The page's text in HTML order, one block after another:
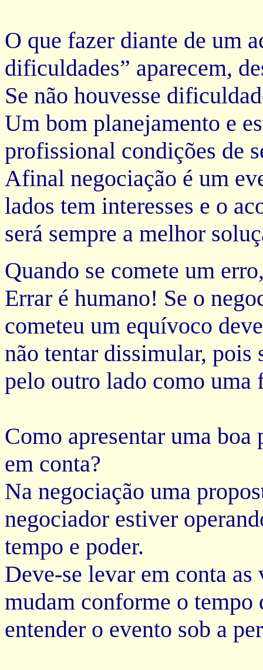
O que fazer diante de um
dificuldades” aparecem,
Se não houvesse
Um bom planejamento e
profissional condições de
Afinal negociação é um
lados tem interesses e o
será sempre a melhor
Quando se comete um
Errar é humano! Se o
cometeu um equívoco
não tentar dissimular, pois
pelo outro lado como uma
Como apresentar uma boa
em conta?
Na negociação uma
negociador estiver
tempo e poder.
Deve-se levar em conta
mudam conforme o tempo
entender o evento sob a